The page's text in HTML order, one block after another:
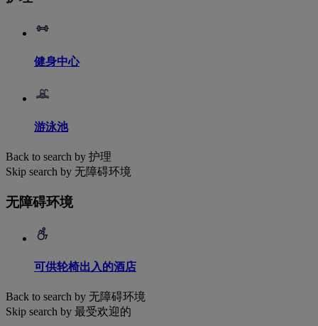
健身中心
游泳池
Back to search by 护理
Skip search by 无障碍环境
无障碍环境
可供轮椅出入的酒店
Back to search by 无障碍环境
Skip search by 最受欢迎的